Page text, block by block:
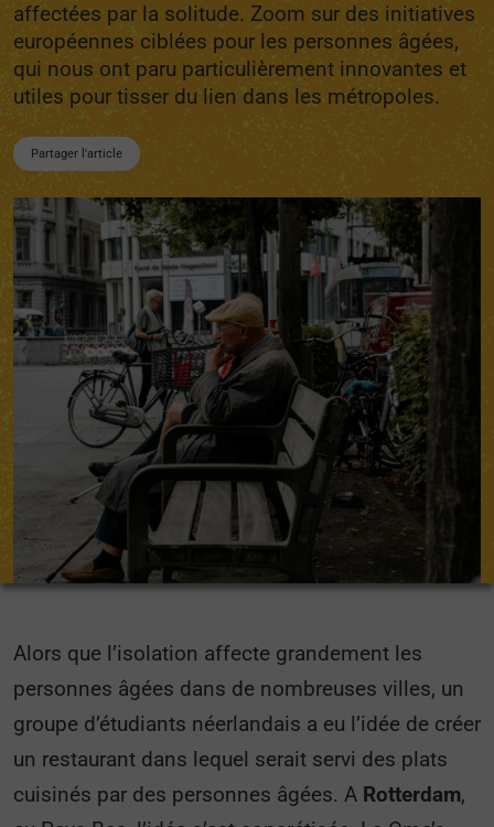
affectées par la solitude. Zoom sur des initiatives
européennes ciblées pour les personnes âgées,
qui nous ont paru particulièrement innovantes et
utiles pour tisser du lien dans les métropoles.
Partager l'article
Alors que l’isolation affecte grandement les
personnes âgées dans de nombreuses villes, un
groupe d’étudiants néerlandais a eu l’idée de créer
un restaurant dans lequel serait servi des plats
cuisinés par des personnes âgées. A Rotterdam,